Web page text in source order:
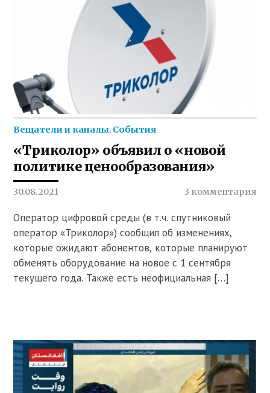
Вещатели и каналы, События
«Триколор» объявил о «новой
политике ценообразования»
30.08.2021 3 комментария
Оператор цифровой среды (в т.ч. спутниковый
оператор «Триколор») сообщил об изменениях,
которые ожидают абонентов, которые планируют
обменять оборудование на новое с 1 сентября
текущего года. Также есть неофициальная […]